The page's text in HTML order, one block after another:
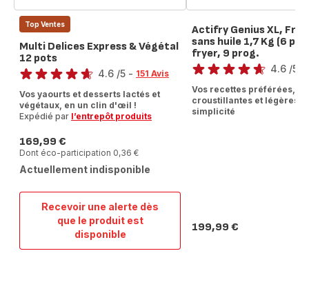
Recevoir une alerte dès
que le produit est
disponible
Multi
Delices
Top Ventes
Multi Delices Express & Végétal
12 pots
Note
4.6 /5 - 151 Avis
Vos yaourts et desserts lactés et
végétaux, en un clin d'œil !
Expédié par l’entrepôt produits
Prix
169,99 €
Dont éco-participation 0,36 €
Actuellement indisponible
Actifry Genius XL,
sans huile 1,7 Kg (6
fryer, 9 prog.
Note
4.6 /5
Vos recettes préférées, à
croustillantes et légères,
simplicité
Prix
199,99 €